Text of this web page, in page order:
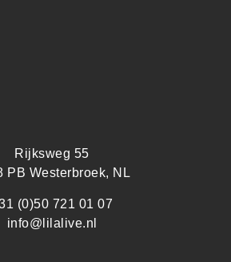
Rijksweg 55
PB Westerbroek, NL
(0)50 721 01 07
info@lilalive.nl